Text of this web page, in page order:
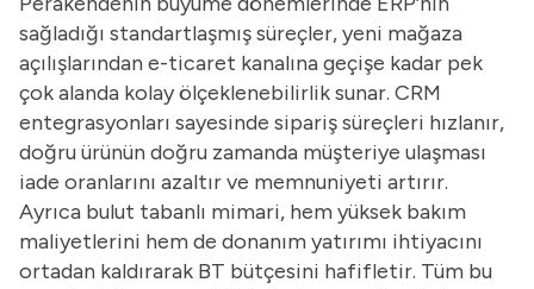
sağladığı standartlaşmış süreçler, yeni mağaza
açılışlarından e-ticaret kanalına geçişe kadar pek
çok alanda kolay ölçeklenebilirlik sunar. CRM
entegrasyonları sayesinde sipariş süreçleri hızlanır,
doğru ürünün doğru zamanda müşteriye ulaşması
iade oranlarını azaltır ve memnuniyeti artırır.
Ayrıca bulut tabanlı mimari, hem yüksek bakım
maliyetlerini hem de donanım yatırımı ihtiyacını
ortadan kaldırarak BT bütçesini hafifletir. Tüm bu